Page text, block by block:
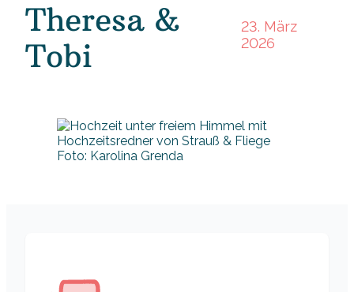
Theresa &
Tobi
23. März
2026
Foto: Karolina Grenda